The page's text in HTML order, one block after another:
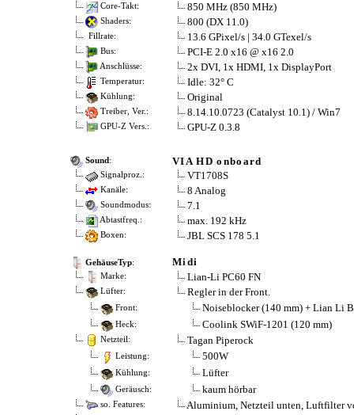
Core-Takt: 850 MHz (850 MHz)
Shaders: 800 (DX 11.0)
Fillrate: 13.6 GPixel/s | 34.0 GTexel/s
Bus: PCI-E 2.0 x16 @ x16 2.0
Anschlüsse: 2x DVI, 1x HDMI, 1x DisplayPort
Temperatur: Idle: 32° C
Kühlung: Original
Treiber, Ver.: 8.14.10.0723 (Catalyst 10.1) / Win7
GPU-Z Vers.: GPU-Z 0.3.8
Sound: VIA HD onboard
Signalproz.: VT1708S
Kanäle: 8 Analog
Soundmodus: 7.1
Abtastfreq.: max. 192 kHz
Boxen: JBL SCS 178 5.1
GehäuseTyp: Midi
Marke: Lian-Li PC60 FN
Lüfter: Regler in der Front.
Front: Noiseblocker (140 mm) + Lian Li
Heck: Coolink SWiF-1201 (120 mm)
Netzteil: Tagan Piperock
Leistung: 500W
Kühlung: Lüfter
Geräusch: kaum hörbar
so. Features:
Aluminium, Netzteil unten, Luftfilter